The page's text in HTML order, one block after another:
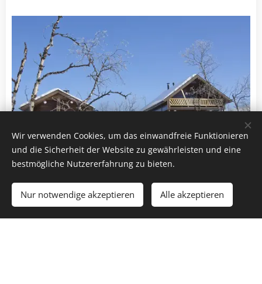
Wir verwenden Cookies, um das einwandfreie Funktionieren
und die Sicherheit der Website zu gewährleisten und eine
bestmögliche Nutzererfahrung zu bieten.
Nur notwendige akzeptieren Alle akzeptieren